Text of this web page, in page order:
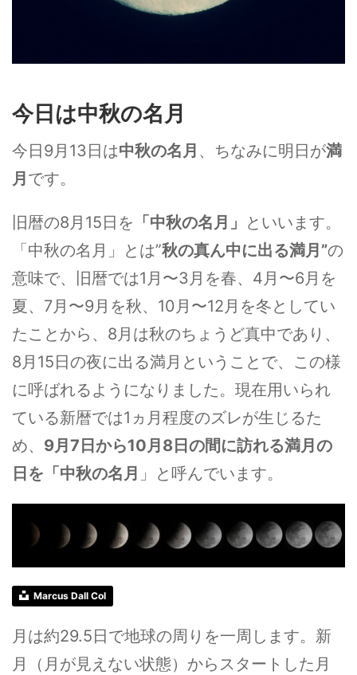
今日は中秋の名月
今日9月13日は中秋の名月 、ちなみに明日が満
月 です。
旧暦の8月15日を 「中秋の名月」 といいます。
「中秋の名月」とは”秋の真ん中に出る満月”の
意味で、旧暦では1月〜3月を春、4月〜6月を
夏、7月〜9月を秋、10月〜12月を冬としてい
たことから、8月は秋のちょうど真中であり、
8月15日の夜に出る満月ということで、この様
に呼ばれるようになりました。現在用いられ
ている新暦では1ヵ月程度のズレが生じるた
め、 9月7日から10月8日の間に訪れる満月の
日を「中秋の名月 」と呼んでいます。
Marcus Dall Col
月は約29.5日で地球の周りを一周します。新
月（月が見えない状態）からスタートした月